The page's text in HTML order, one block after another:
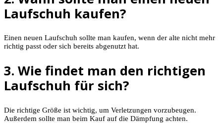
Laufschuh kaufen?
Einen neuen Laufschuh sollte man kaufen, wenn der alte nicht mehr
richtig passt oder sich bereits abgenutzt hat.
3. Wie findet man den richtigen
Laufschuh für sich?
Die richtige Größe ist wichtig, um Verletzungen vorzubeugen.
Außerdem sollte man beim Kauf auf die Dämpfung achten.